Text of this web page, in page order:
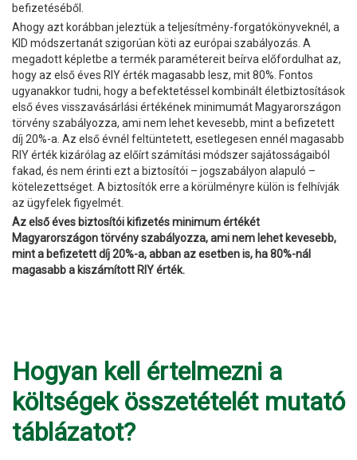
befizetéséből.
Ahogy azt korábban jeleztük a teljesítmény-forgatókönyveknél, a
KID módszertanát szigorúan köti az európai szabályozás. A
megadott képletbe a termék paramétereit beírva előfordulhat az,
hogy az első éves RIY érték magasabb lesz, mit 80%. Fontos
ugyanakkor tudni, hogy a befektetéssel kombinált életbiztosítások
első éves visszavásárlási értékének minimumát Magyarországon
törvény szabályozza, ami nem lehet kevesebb, mint a befizetett
díj 20%-a. Az első évnél feltüntetett, esetlegesen ennél magasabb
RIY érték kizárólag az előírt számítási módszer sajátosságaiból
fakad, és nem érinti ezt a biztosítói – jogszabályon alapuló –
kötelezettséget. A biztosítók erre a körülményre külön is felhívják
az ügyfelek figyelmét.
Az első éves biztosítói kifizetés minimum értékét
Magyarországon törvény szabályozza, ami nem lehet kevesebb,
mint a befizetett díj 20%-a, abban az esetben is, ha 80%-nál
magasabb a kiszámított RIY érték.
Hogyan kell értelmezni a
költségek összetételét mutató
táblázatot?